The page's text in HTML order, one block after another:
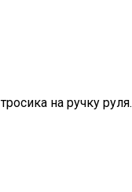
на ручку руля.